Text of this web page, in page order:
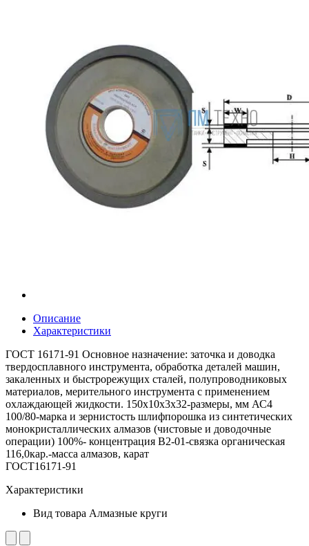
Описание
Характеристики
ГОСТ 16171-91 Основное назначение: заточка и доводка
твердосплавного инструмента, обработка деталей машин,
закаленных и быстрорежущих сталей, полупроводниковых
материалов, мерительного инструмента с применением
охлаждающей жидкости. 150х10х3х32-размеры, мм АС4
100/80-марка и зернистость шлифпорошка из синтетических
монокристаллических алмазов (чистовые и доводочные
операции) 100%- концентрация В2-01-связка органическая
116,0кар.-масса алмазов, карат
ГОСТ16171-91
Характеристики
Вид товара Алмазные круги